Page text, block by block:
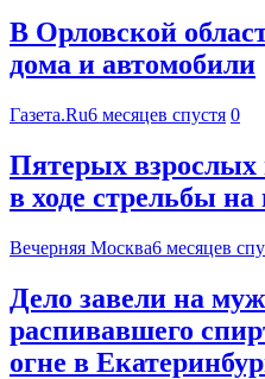
В Орловской
дома и автомобили
Газета.Ru6 месяцев спустя 0
Пятерых взрослых
в ходе стрельбы
Вечерняя Москва6 месяцев
Дело завели на
распивавшего
огне в